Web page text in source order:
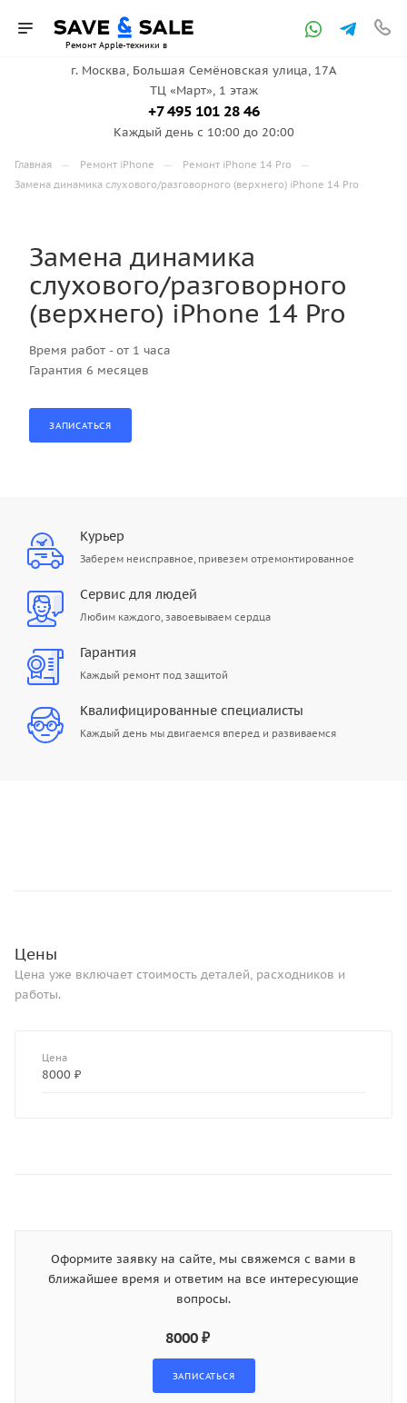
Ремонт Apple-техники в
г. Москва, ​Большая Семёновская улица, 17А
ТЦ «Март», 1 этаж
+7 495 101 28 46
Каждый день с 10:00 до 20:00
Главная — Ремонт iPhone — Ремонт iPhone 14 Pro —
Замена динамика слухового/разговорного (верхнего) iPhone 14 Pro
Замена динамика
слухового/разговорного
(верхнего) iPhone 14 Pro
Время работ - от 1 часа
Гарантия 6 месяцев
Курьер
Заберем неисправное, привезем отремонтированное
Сервис для людей
Любим каждого, завоевываем сердца
Гарантия
Каждый ремонт под защитой
Квалифицированные специалисты
Каждый день мы двигаемся вперед и развиваемся
Цены
Цена уже включает стоимость деталей, расходников и
работы.
Цена
8000 ₽
Оформите заявку на сайте, мы свяжемся с вами в
ближайшее время и ответим на все интересующие
вопросы.
8000 ₽